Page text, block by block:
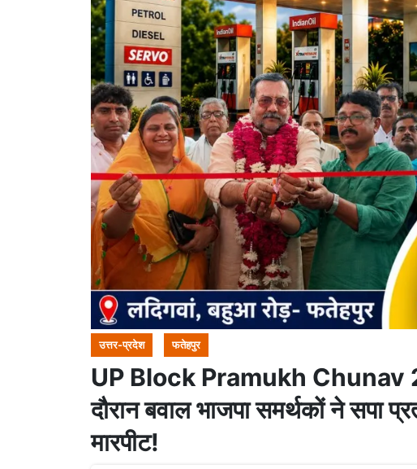
उत्तर-प्रदेश फतेहपुर
UP Block Pramukh Chunav
दौरान बवाल भाजपा समर्थकों ने सपा
मारपीट!